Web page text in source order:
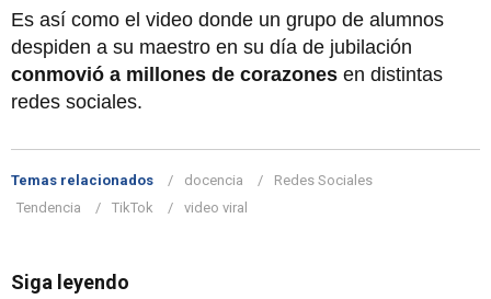
Es así como el video donde un grupo de alumnos
despiden a su maestro en su día de jubilación
conmovió a millones de corazones en distintas
redes sociales.
Temas relacionados docencia
Redes Sociales
Tendencia
TikTok video viral
Siga leyendo